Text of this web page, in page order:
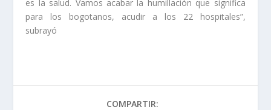
es la salud. Vamos acabar la humillación que significa
para los bogotanos, acudir a los 22 hospitales”,
subrayó
COMPARTIR: